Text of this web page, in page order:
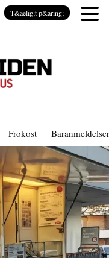
Frokost Baranmeldelser
T&aelig;t p&aring;